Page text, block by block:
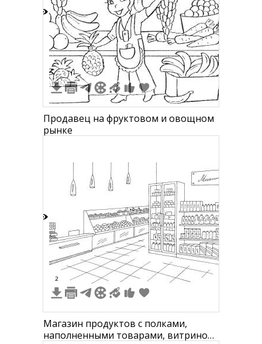
1
Продавец на фруктовом и овощном
рынке
2
Магазин продуктов с полками,
наполненными товарами, витриной